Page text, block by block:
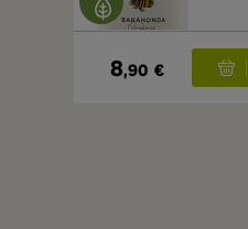
8,90 €